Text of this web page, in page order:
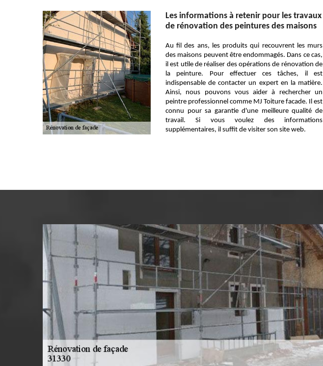
Les informations à retenir pour les travaux
de rénovation des peintures des maisons
Au fil des ans, les produits qui recouvrent les murs
des maisons peuvent être endommagés. Dans ce cas,
il est utile de réaliser des opérations de rénovation de
la peinture. Pour effectuer ces tâches, il est
indispensable de contacter un expert en la matière.
Ainsi, nous pouvons vous aider à rechercher un
peintre professionnel comme MJ Toiture facade. Il est
connu pour sa garantie d'une meilleure qualité de
travail. Si vous voulez des informations
supplémentaires, il suffit de visiter son site web.